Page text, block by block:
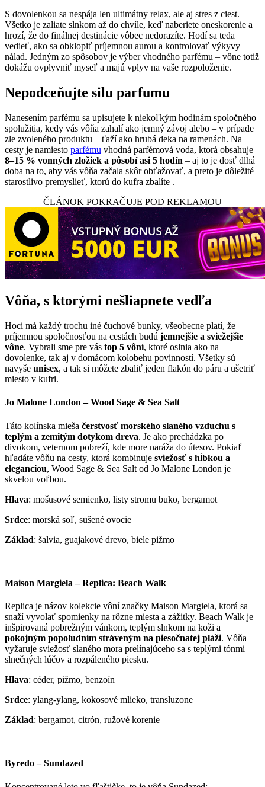
S dovolenkou sa nespája len ultimátny relax, ale aj stres z ciest.
Všetko je zaliate slnkom až do chvíle, keď naberiete oneskorenie a
hrozí, že do finálnej destinácie vôbec nedorazíte. Hodí sa teda
vedieť, ako sa obklopiť príjemnou aurou a kontrolovať výkyvy
nálad. Jedným zo spôsobov je výber vhodného parfému – vône totiž
dokážu ovplyvniť myseľ a majú vplyv na vaše rozpoloženie.
Nepodceňujte silu parfumu
Nanesením parfému sa upisujete k niekoľkým hodinám spoločného
spolužitia, kedy vás vôňa zahalí ako jemný závoj alebo – v prípade
zle zvoleného produktu – ťaží ako hrubá deka na ramenách. Na
cesty je namiesto parfému vhodná parfémová voda, ktorá obsahuje
8–15 % vonných zložiek a pôsobí asi 5 hodín – aj to je dosť dlhá
doba na to, aby vás vôňa začala skôr obťažovať, a preto je dôležité
starostlivo premyslieť, ktorú do kufra zbalíte .
ČLÁNOK POKRAČUJE POD REKLAMOU
Vôňa, s ktorými nešliapnete vedľa
Hoci má každý trochu iné čuchové bunky, všeobecne platí, že
príjemnou spoločnosťou na cestách budú jemnejšie a sviežejšie
vône. Vybrali sme pre vás top 5 vôní, ktoré oslnia ako na
dovolenke, tak aj v domácom kolobehu povinností. Všetky sú
navyše unisex, a tak si môžete zbaliť jeden flakón do páru a ušetriť
miesto v kufri.
Jo Malone London – Wood Sage & Sea Salt
Táto kolínska mieša čerstvosť morského slaného vzduchu s
teplým a zemitým dotykom dreva. Je ako prechádzka po
divokom, veternom pobreží, kde more naráža do útesov. Pokiaľ
hľadáte vôňu na cesty, ktorá kombinuje sviežosť s hĺbkou a
eleganciou, Wood Sage & Sea Salt od Jo Malone London je
skvelou voľbou.
Hlava: mošusové semienko, listy stromu buko, bergamot
Srdce: morská soľ, sušené ovocie
Základ: šalvia, guajakové drevo, biele pižmo
Maison Margiela – Replica: Beach Walk
Replica je názov kolekcie vôní značky Maison Margiela, ktorá sa
snaží vyvolať spomienky na rôzne miesta a zážitky. Beach Walk je
inšpirovaná pobrežným vánkom, teplým slnkom na koži a
pokojným popoludním stráveným na piesočnatej pláži. Vôňa
vyžaruje sviežosť slaného mora prelínajúceho sa s teplými tónmi
slnečných lúčov a rozpáleného piesku.
Hlava: céder, pižmo, benzoín
Srdce: ylang-ylang, kokosové mlieko, transluzone
Základ: bergamot, citrón, ružové korenie
Byredo – Sundazed